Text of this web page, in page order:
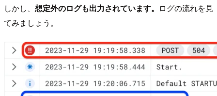
しかし、 想定外のログも出力されています。 ログの流れを見
てみましょう。